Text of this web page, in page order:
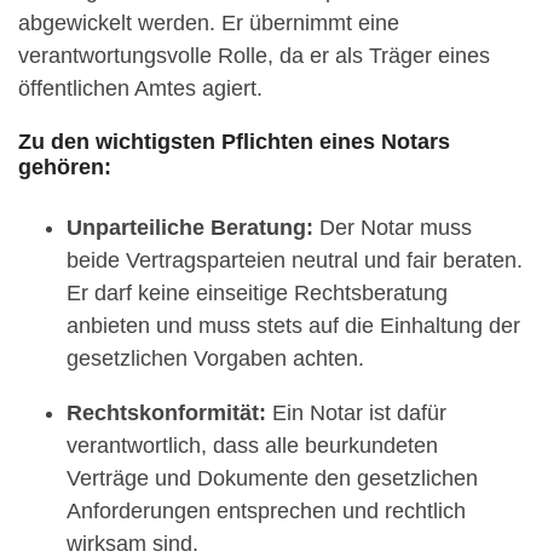
abgewickelt werden. Er übernimmt eine
verantwortungsvolle Rolle, da er als Träger eines
öffentlichen Amtes agiert.
Zu den wichtigsten Pflichten eines Notars
gehören:
Unparteiliche Beratung: Der Notar muss
beide Vertragsparteien neutral und fair beraten.
Er darf keine einseitige Rechtsberatung
anbieten und muss stets auf die Einhaltung der
gesetzlichen Vorgaben achten.
Rechtskonformität: Ein Notar ist dafür
verantwortlich, dass alle beurkundeten
Verträge und Dokumente den gesetzlichen
Anforderungen entsprechen und rechtlich
wirksam sind.